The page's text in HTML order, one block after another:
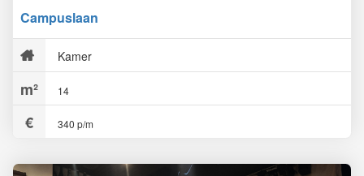
Campuslaan
Kamer
14
340 p/m